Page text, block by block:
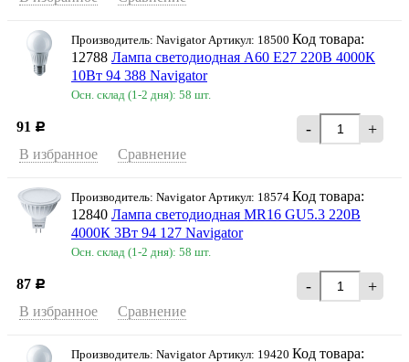
Производитель: Navigator Артикул: 18500 Код товара:
12788 Лампа светодиодная A60 Е27 220В 4000К
10Вт 94 388 Navigator
Осн. склад (1-2 дня): 58 шт.
91 Р - +
В избранное Сравнение
Производитель: Navigator Артикул: 18574 Код товара:
12840 Лампа светодиодная MR16 GU5.3 220В
4000К 3Вт 94 127 Navigator
Осн. склад (1-2 дня): 58 шт.
87 Р - +
В избранное Сравнение
Производитель: Navigator Артикул: 19420 Код товара: